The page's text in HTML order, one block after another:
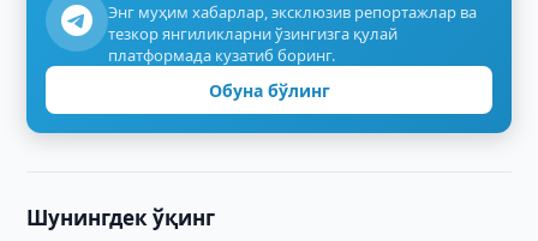
Энг муҳим хабарлар, эксклюзив репортажлар ва
тезкор янгиликларни ўзингизга қулай
платформада кузатиб боринг.
Обуна бўлинг
Шунингдек ўқинг